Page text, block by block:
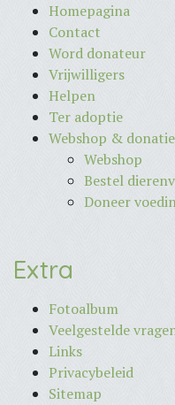
Homepagina
Contact
Word donateur
Vrijwilligers
Helpen
Ter adoptie
Webshop & donatie
Webshop
Bestel
Doneer
Extra
Fotoalbum
Veelgestelde
Links
Privacybeleid
Sitemap